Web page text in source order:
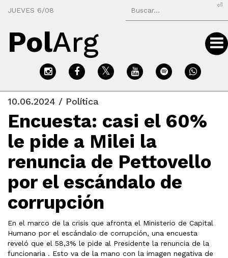
JUEVES 6/08
⏎
PolArg
10.06.2024 / Política
Encuesta: casi el 60%
le pide a Milei la
renuncia de Pettovello
por el escándalo de
corrupción
En el marco de la crisis que afronta el Ministerio de Capital
Humano por el escándalo de corrupción, una encuesta
reveló que el 58,3% le pide al Presidente la renuncia de la
funcionaria . Esto va de la mano con la imagen negativa de